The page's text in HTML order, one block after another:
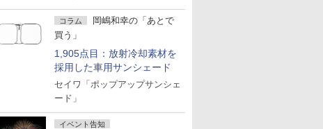
コラム
岡嶋和幸の「あとで
買う」
1,905点目：放射冷却素材を
採用した車用サンシェード
セイワ「ポップアップサンシェ
ード」
イベント告知